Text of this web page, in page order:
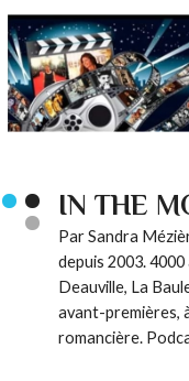
IN THE
Par Sandra
depuis 2003.
Deauville, La
avant-premières,
romancière.